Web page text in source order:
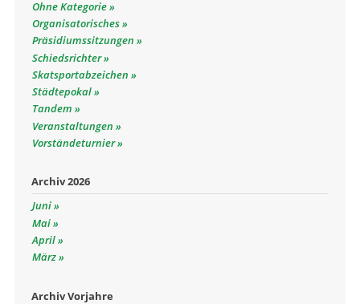
Ohne Kategorie
Organisatorisches
Präsidiumssitzungen
Schiedsrichter
Skatsportabzeichen
Städtepokal
Tandem
Veranstaltungen
Vorständeturnier
Archiv 2026
Juni
Mai
April
März
Archiv Vorjahre